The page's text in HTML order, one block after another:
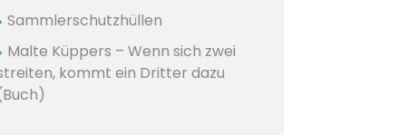
Sammlerschutzhüllen
Malte Küppers – Wenn sich zwei
kommt ein Dritter dazu